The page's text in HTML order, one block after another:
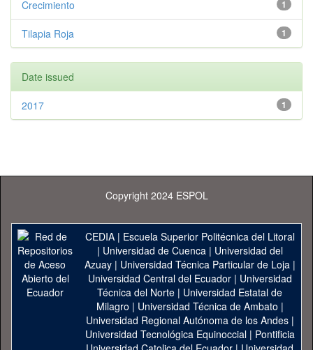
1
Crecimiento
1
Tilapia Roja
Date issued
1
2017
Copyright 2024 ESPOL
CEDIA| Escuela Superior Politécnica del Litoral
| Universidad de Cuenca| Universidad del
Azuay| Universidad Técnica Particular de Loja|
Universidad Central del Ecuador| Universidad
Técnica del Norte | Universidad Estatal de
Milagro | Universidad Técnica de Ambato |
Universidad Regional Autónoma de los Andes|
Universidad Tecnológica Equinoccial| Pontificia